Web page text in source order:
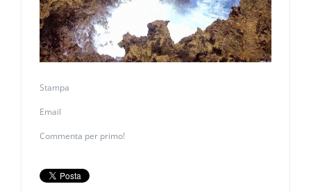
Stampa
Email
Commenta per primo!